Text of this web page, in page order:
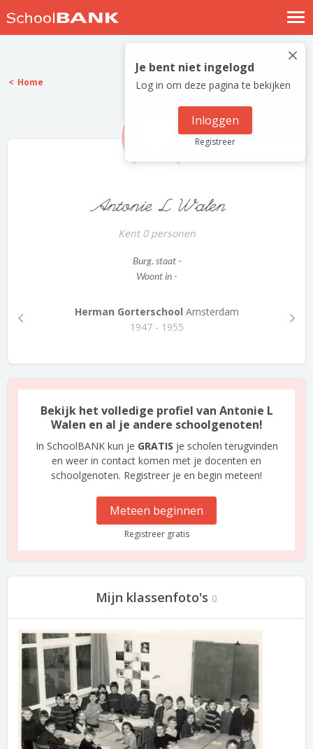
Nostalgische verhalen
Log in
Meld je gratis aan
×
Je bent niet ingelogd
Log in om deze pagina te bekijken
Inloggen
Registreer
Home
Antonie L Walen
Kent 0 personen
Burg. staat -
Woont in -
Herman Gorterschool Amsterdam
1947 - 1955
Bekijk het volledige profiel van Antonie L
Walen en al je andere schoolgenoten!
In SchoolBANK kun je GRATIS je scholen terugvinden
en weer in contact komen met je docenten en
schoolgenoten. Registreer je en begin meteen!
Meteen beginnen
Registreer gratis
Mijn klassenfoto's 0